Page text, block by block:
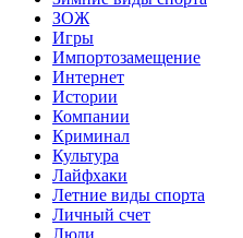
ЗОЖ
Игры
Импортозамещение
Интернет
Истории
Компании
Криминал
Культура
Лайфхаки
Летние виды спорта
Личный счет
Люди